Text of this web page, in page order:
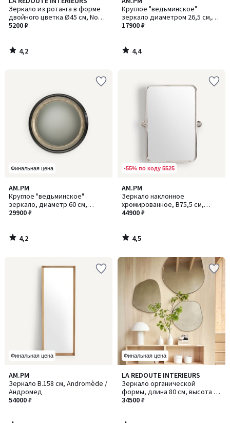
Зеркало из ротанга в форме
двойного цветка Ø45 см, Nogu
/ Ногу
5200 ₽
/ 5
4,2
/
Круглое "ведьминское"
зеркало диаметром 26,5 см,
Саманта
17900 ₽
/ 5
4,4
/
Финальная цена
AM.PM
Круглое "ведьминское"
зеркало, диаметр 60 см,
Samantha / Саманта
29900 ₽
4,2
/ 5
4,2
/
-55% по коду 5525
AM.PM
Зеркало наклонное
хромированное, В75,5 см,
Cassandre / Кассандр
44900 ₽
4,5
/ 5
4,5
/
Финальная цена
AM.PM
Зеркало В.158 см, Andromède /
Андромед
54000 ₽
3,8
/ 5
Финальная цена
LA REDOUTE INTERIEURS
Зеркало органической
формы, длина 80 см, высота 80
см, ORNICA / ОРНИКА
34500 ₽
4,5
/ 5